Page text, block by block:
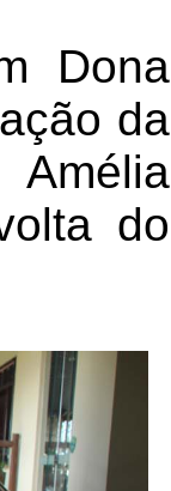
Dona
da
do